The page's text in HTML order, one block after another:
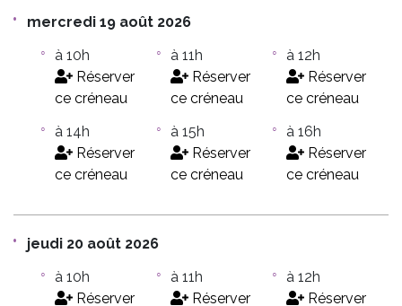
mercredi 19 août 2026
à 10h
Réserver
ce créneau
à 11h
Réserver
ce créneau
à 12h
Réserver
ce créneau
à 14h
Réserver
ce créneau
à 15h
Réserver
ce créneau
à 16h
Réserver
ce créneau
jeudi 20 août 2026
à 10h
Réserver
à 11h
Réserver
à 12h
Réserver